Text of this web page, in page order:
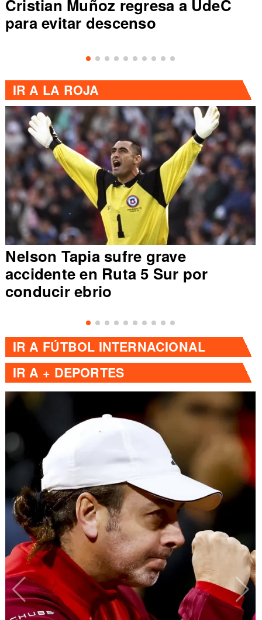
Cristian Muñoz regresa a UdeC
para evitar descenso
IR A LA ROJA
Nelson Tapia sufre grave
accidente en Ruta 5 Sur por
conducir ebrio
IR A FÚTBOL INTERNACIONAL
IR A + DEPORTES